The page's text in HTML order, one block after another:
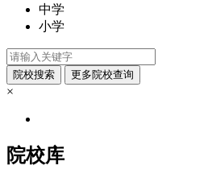
中学
小学
×
院校库